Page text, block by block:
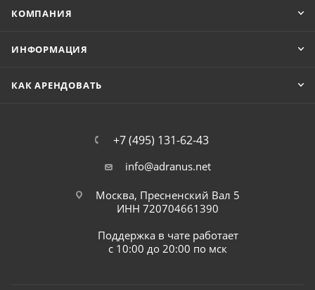
КОМПАНИЯ
ИНФОРМАЦИЯ
КАК АРЕНДОВАТЬ
+7 (495) 131-62-43
info@adranus.net
Москва, Пресненский Вал 5
ИНН 720704661390
Поддержка в чате работает
с 10:00 до 20:00 по мск